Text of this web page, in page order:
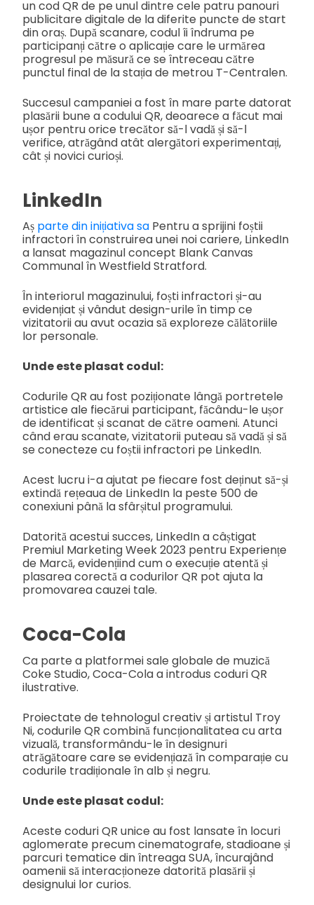
un cod QR de pe unul dintre cele patru panouri
publicitare digitale de la diferite puncte de start
din oraș. După scanare, codul îi îndruma pe
participanți către o aplicație care le urmărea
progresul pe măsură ce se întreceau către
punctul final de la stația de metrou T-Centralen.
Succesul campaniei a fost în mare parte datorat
plasării bune a codului QR, deoarece a făcut mai
ușor pentru orice trecător să-l vadă și să-l
verifice, atrăgând atât alergători experimentați,
cât și novici curioși.
LinkedIn
Aș parte din inițiativa sa Pentru a sprijini foștii
infractori în construirea unei noi cariere, LinkedIn
a lansat magazinul concept Blank Canvas
Communal în Westfield Stratford.
În interiorul magazinului, foști infractori și-au
evidențiat și vândut design-urile în timp ce
vizitatorii au avut ocazia să exploreze călătoriile
lor personale.
Unde este plasat codul:
Codurile QR au fost poziționate lângă portretele
artistice ale fiecărui participant, făcându-le ușor
de identificat și scanat de către oameni. Atunci
când erau scanate, vizitatorii puteau să vadă și să
se conecteze cu foștii infractori pe LinkedIn.
Acest lucru i-a ajutat pe fiecare fost deținut să-și
extindă rețeaua de LinkedIn la peste 500 de
conexiuni până la sfârșitul programului.
Datorită acestui succes, LinkedIn a câștigat
Premiul Marketing Week 2023 pentru Experiențe
de Marcă, evidențiind cum o execuție atentă și
plasarea corectă a codurilor QR pot ajuta la
promovarea cauzei tale.
Coca-Cola
Ca parte a platformei sale globale de muzică
Coke Studio, Coca-Cola a introdus coduri QR
ilustrative.
Proiectate de tehnologul creativ și artistul Troy
Ni, codurile QR combină funcționalitatea cu arta
vizuală, transformându-le în designuri
atrăgătoare care se evidențiază în comparație cu
codurile tradiționale în alb și negru.
Unde este plasat codul:
Aceste coduri QR unice au fost lansate în locuri
aglomerate precum cinematografe, stadioane și
parcuri tematice din întreaga SUA, încurajând
oamenii să interacționeze datorită plasării și
designului lor curios.